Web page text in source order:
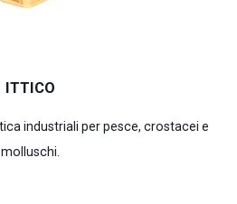
ITTICO
industriali per pesce, crostacei e
molluschi.